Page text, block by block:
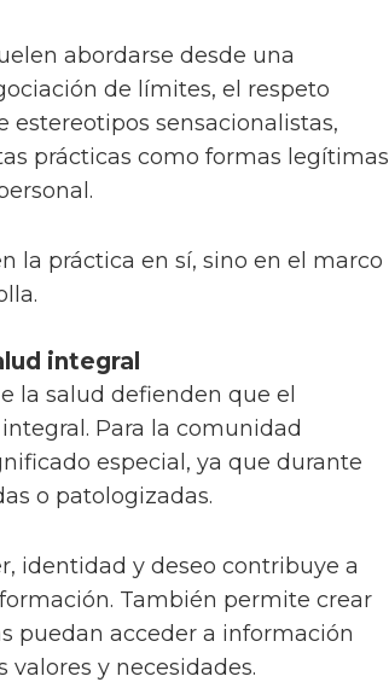
abordarse desde una
de límites, el respeto
estereotipos sensacionalistas,
prácticas como formas legítimas
la práctica en sí, sino en el marco
integral
la salud defienden que el
Para la comunidad
especial, ya que durante
o patologizadas.
identidad y deseo contribuye a
También permite crear
puedan acceder a información
y necesidades.